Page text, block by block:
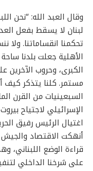
وقال العبد الله: “نحن
لبنان لا يسقط بفعل
تحكمنا انقساماتنا. ولا
الأهلية جعلت بلدنا
الكبرى، وحروب الآخرين
مستمر. كلنا يتذكر كيف
السبعينيات من القرن
الإسرائيلي لاجتياح
اغتيال الرئيس رفيق
أنهكت الاقتصاد
قراءة الوضع اللبناني،
على شرخنا الداخلي